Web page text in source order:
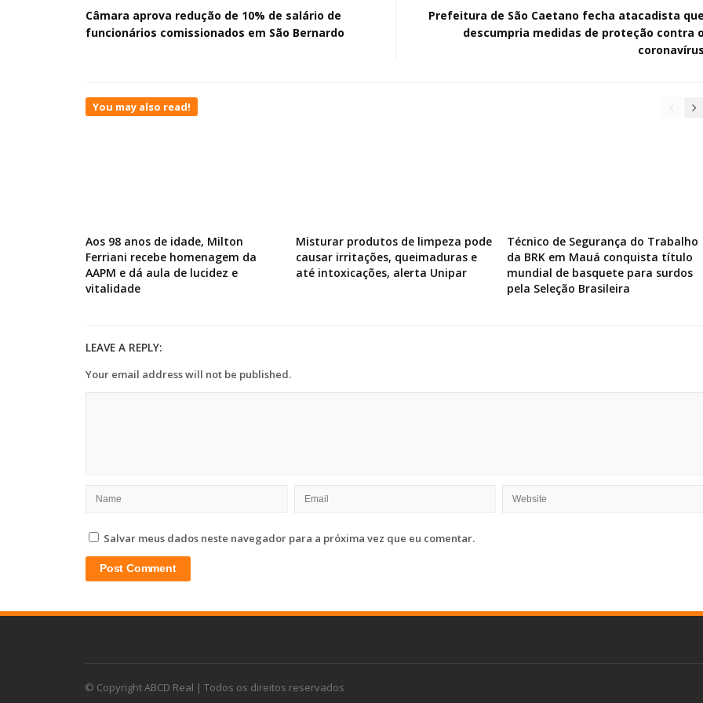
Câmara aprova redução de 10% de salário de
funcionários comissionados em São Bernardo
Prefeitura de São Caetano fecha atacadista que
descumpria medidas de proteção contra o
coronavírus
You may also read!
Aos 98 anos de idade, Milton
Ferriani recebe homenagem da
AAPM e dá aula de lucidez e
vitalidade
Misturar produtos de limpeza pode
causar irritações, queimaduras e
até intoxicações, alerta Unipar
Técnico de Segurança do Trabalho
da BRK em Mauá conquista título
mundial de basquete para surdos
pela Seleção Brasileira
LEAVE A REPLY:
Your email address will not be published.
Salvar meus dados neste navegador para a próxima vez que eu comentar.
© Copyright ABCD Real | Todos os direitos reservados